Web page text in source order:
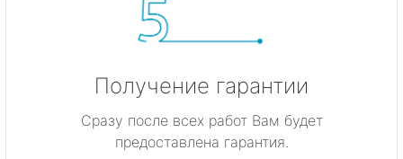
Получение гарантии
Сразу после всех работ Вам будет
предоставлена гарантия.